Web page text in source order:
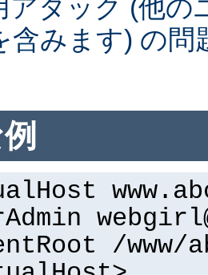
アタック (他の
含みます) の問
/www/